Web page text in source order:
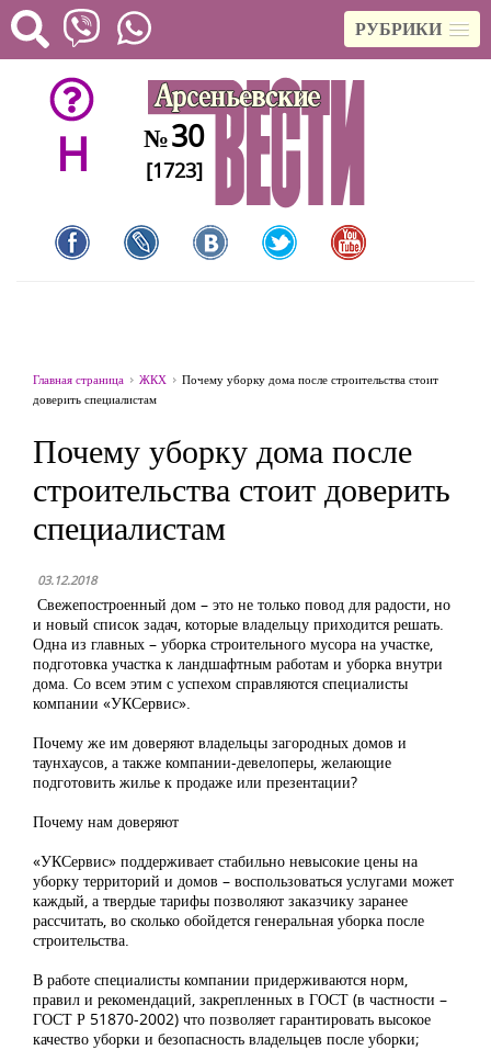
РУБРИКИ
H №30
[1723]
Главная страница ЖКХ
Почему уборку дома после строительства стоит
доверить специалистам
Почему уборку дома после
строительства стоит доверить
специалистам
03.12.2018
Свежепостроенный дом – это не только повод для радости, но
и новый список задач, которые владельцу приходится решать.
Одна из главных – уборка строительного мусора на участке,
подготовка участка к ландшафтным работам и уборка внутри
дома. Со всем этим с успехом справляются специалисты
компании «УКСервис».
Почему же им доверяют владельцы загородных домов и
таунхаусов, а также компании-девелоперы, желающие
подготовить жилье к продаже или презентации?
Почему нам доверяют
«УКСервис» поддерживает стабильно невысокие цены на
уборку территорий и домов – воспользоваться услугами может
каждый, а твердые тарифы позволяют заказчику заранее
рассчитать, во сколько обойдется генеральная уборка после
строительства.
В работе специалисты компании придерживаются норм,
правил и рекомендаций, закрепленных в ГОСТ (в частности –
ГОСТ Р 51870-2002) что позволяет гарантировать высокое
качество уборки и безопасность владельцев после уборки;